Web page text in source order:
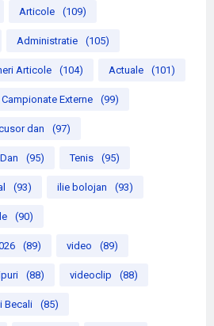
Articole (109)
Administratie (105)
Articole (104) Actuale (101)
Campionate Externe (99)
dan (97)
Dan (95) Tenis (95)
(93) ilie bolojan (93)
(90)
(89) video (89)
(88) videoclip (88)
Becali (85)